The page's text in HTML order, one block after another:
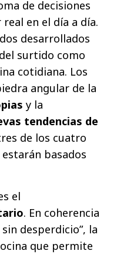
de decisiones
en el día a día.
desarrollados
surtido como
cotidiana. Los
angular de la
y la
tendencias de
de los cuatro
basados
el
. En coherencia
desperdicio”, la
que permite